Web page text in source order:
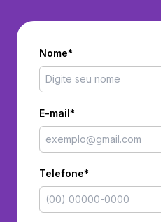
Nome*
E-mail*
Telefone*